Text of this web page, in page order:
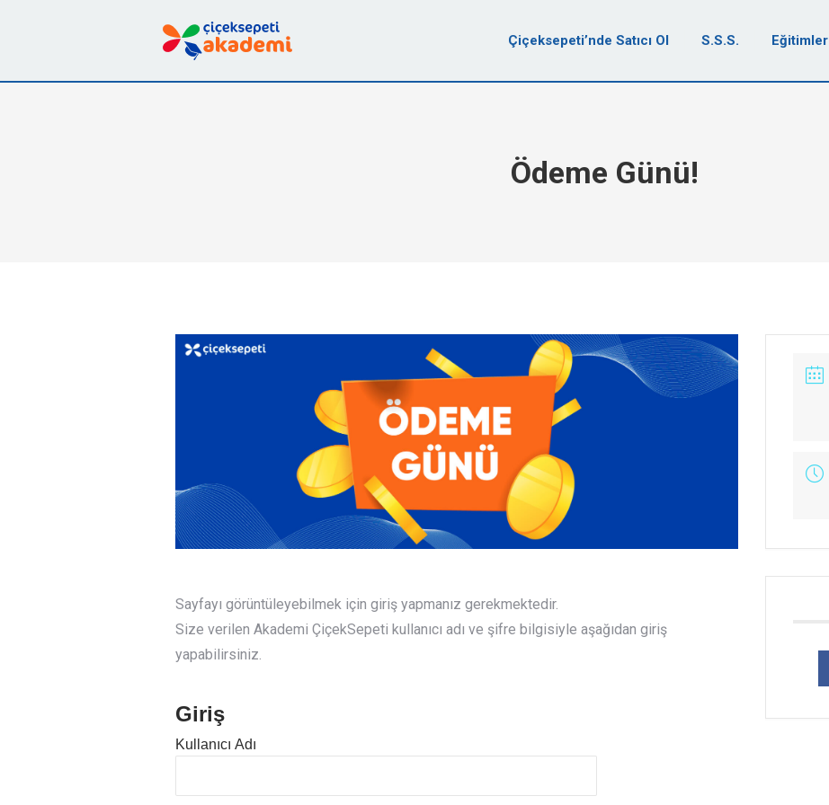
Çiçeksepeti’nde Satıcı Ol S.S.S. Eğitimler
Ödeme Günü!
Sayfayı görüntüleyebilmek için giriş yapmanız gerekmektedir.
Size verilen Akademi ÇiçekSepeti kullanıcı adı ve şifre bilgisiyle aşağıdan giriş
yapabilirsiniz.
Giriş
Kullanıcı Adı